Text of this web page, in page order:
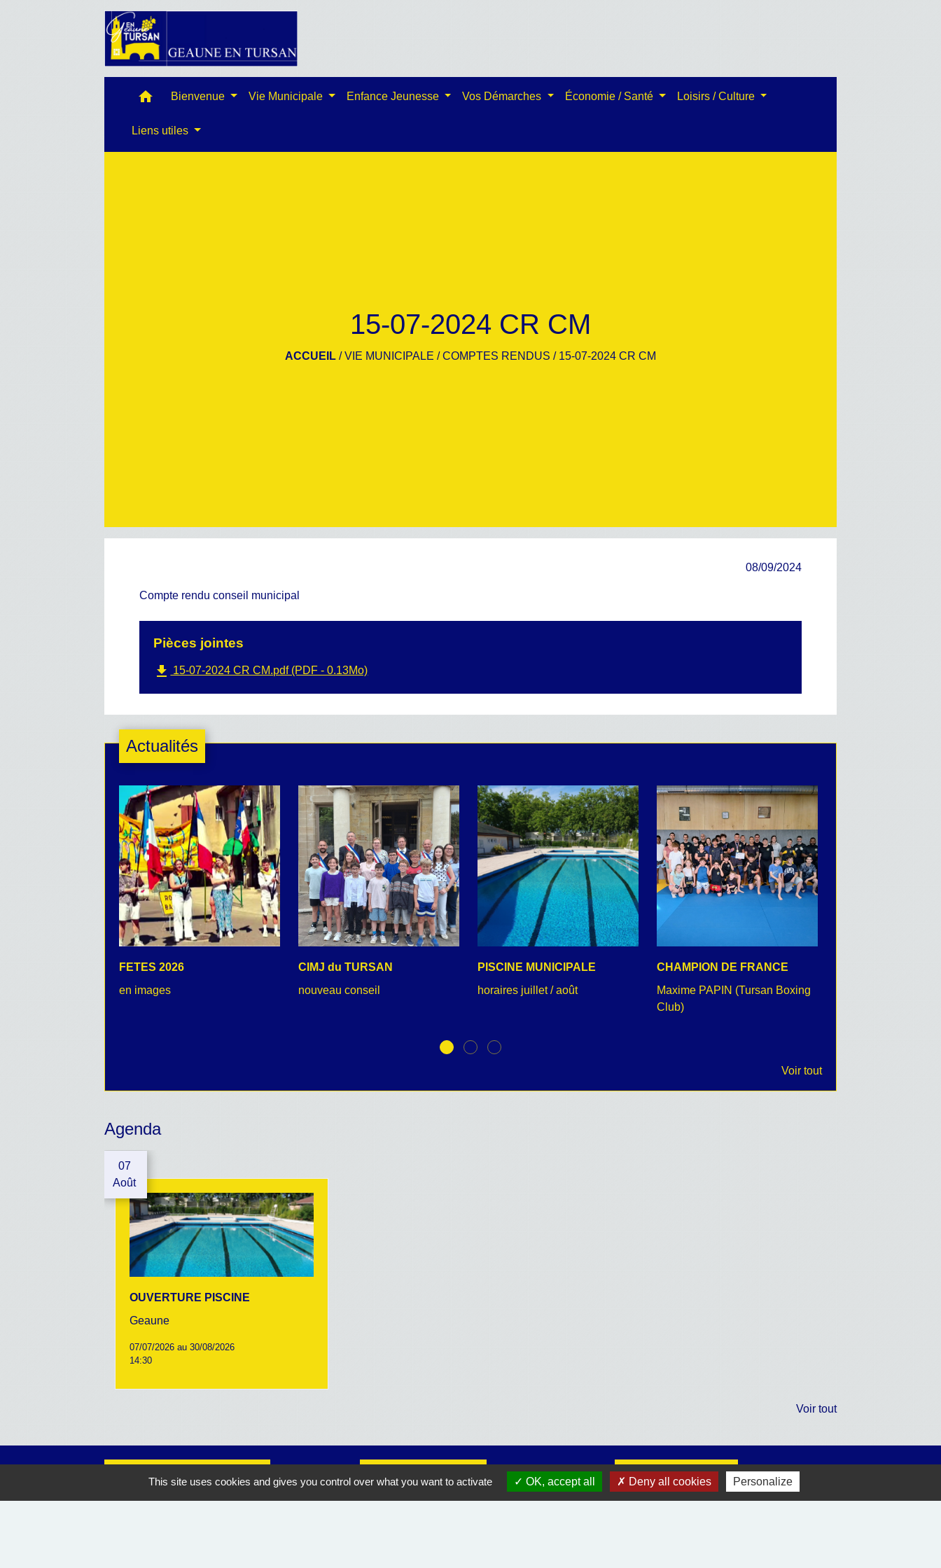
home Bienvenue Vie Municipale Enfance Jeunesse Vos Démarches Économie / Santé Loisirs / Culture
Liens utiles
15-07-2024 CR CM
ACCUEIL /VIE MUNICIPALE /COMPTES RENDUS / 15-07-2024 CR CM
08/09/2024
Compte rendu conseil municipal
Pièces jointes
file_download 15-07-2024 CR CM.pdf (PDF - 0.13Mo)
Actualités
FETES 2026
en images
CIMJ du TURSAN
nouveau conseil
PISCINE MUNICIPALE
horaires juillet / août
CHAMPION DE FRANCE
Maxime PAPIN (Tursan Boxing
Club)
Voir tout
Agenda
07
Août
OUVERTURE PISCINE
Geaune
07/07/2026 au 30/08/2026
14:30
Voir tout
Nous contacter Liens utiles Jumelages
This site uses cookies and gives you control over what you want to activate OK, accept all Deny all cookies Personalize